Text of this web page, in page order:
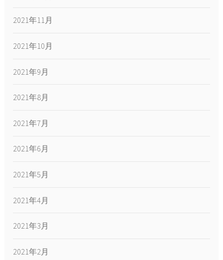
2021年11月
2021年10月
2021年9月
2021年8月
2021年7月
2021年6月
2021年5月
2021年4月
2021年3月
2021年2月